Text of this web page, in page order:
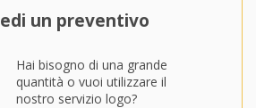
un preventivo
Hai bisogno di una grande
quantità o vuoi utilizzare il
nostro servizio logo?